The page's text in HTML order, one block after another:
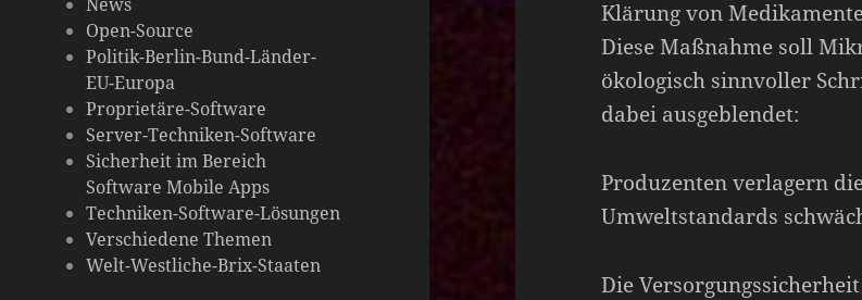
Open-Source
Politik-Berlin-Bund-Länder-
EU-Europa
Proprietäre-Software
Server-Techniken-Software
Sicherheit im Bereich
Software Mobile Apps
Techniken-Software-Lösungen
Verschiedene Themen
Welt-Westliche-Brix-Staaten
Klärung von
Diese Maßnahme soll
ökologisch sinnvoller
dabei ausgeblendet:
Produzenten verlagern
Umweltstandards
Die